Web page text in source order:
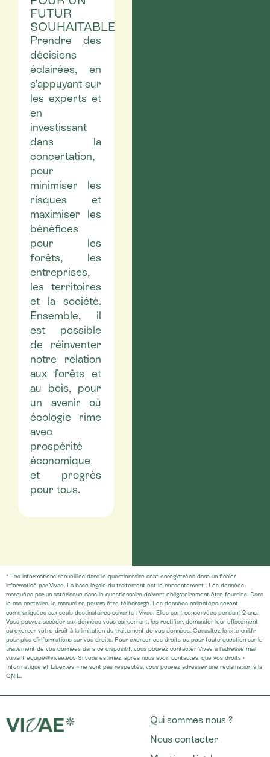
FUTUR
SOUHAITABLE
Prendre des
décisions
éclairées, en
s’appuyant sur
les experts et
en
investissant
dans la
concertation,
pour
minimiser les
risques et
maximiser les
bénéfices
pour les
forêts, les
entreprises,
les territoires
et la société.
Ensemble, il
est possible
de réinventer
notre relation
aux forêts et
au bois, pour
un avenir où
écologie rime
avec
prospérité
économique
et progrès
pour tous.
* Les informations recueillies dans le questionnaire sont enregistrées dans un fichier
informatisé par Vivae. La base légale du traitement est le consentement . Les données
marquées par un astérisque dans le questionnaire doivent obligatoirement être fournies. Dans
le cas contraire, le manuel ne pourra être téléchargé. Les données collectées seront
communiquées aux seuls destinataires suivants : Vivae. Elles sont conservées pendant 2 ans.
Vous pouvez accéder aux données vous concernant, les rectifier, demander leur effacement
ou exercer votre droit à la limitation du traitement de vos données. Consultez le site cnil.fr
pour plus d’informations sur vos droits. Pour exercer ces droits ou pour toute question sur le
traitement de vos données dans ce dispositif, vous pouvez contacter Vivae à l’adresse mail
suivant equipe@vivae.eco Si vous estimez, après nous avoir contactés, que vos droits «
Informatique et Libertés » ne sont pas respectés, vous pouvez adresser une réclamation à la
CNIL.
Qui sommes nous ?
Nous contacter